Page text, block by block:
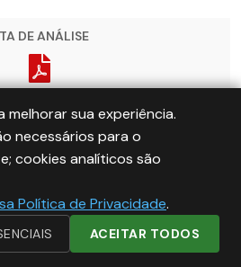
DE ANÁLISE
melhorar sua experiência.
necessários para o
cookies analíticos são
Política de Privacidade.
ACEITAR TODOS